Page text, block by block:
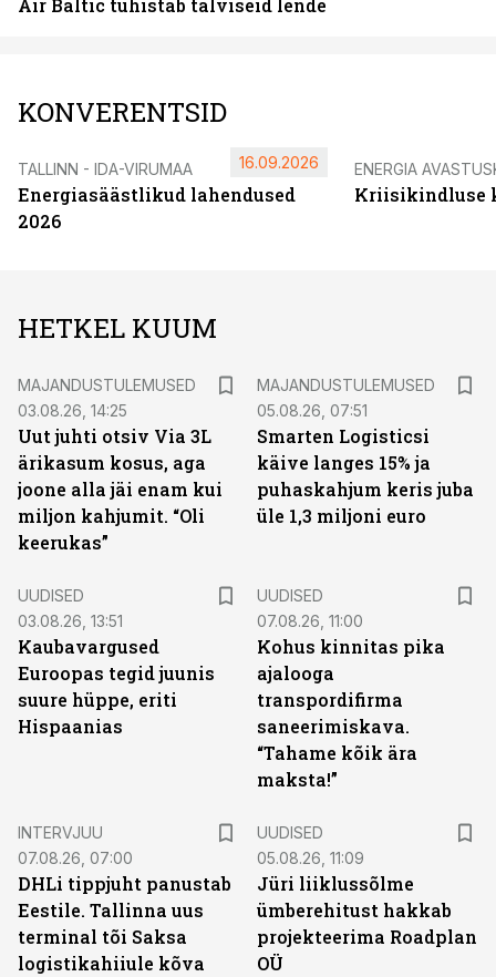
Air Baltic tühistab talviseid lende
KONVERENTSID
TALLINN - IDA-VIRUMAA
Energiasäästlikud lahendused
2026
16.09.2026 ENERGIA
Kriisikindluse
HETKEL KUUM
MAJANDUSTULEMUSED
03.08.26, 14:25
Uut juhti otsiv Via 3L
ärikasum kosus, aga
joone alla jäi enam kui
miljon kahjumit. “Oli
keerukas”
MAJANDUSTULEMUSED
05.08.26, 07:51
Smarten Logisticsi
käive langes 15% ja
puhaskahjum keris juba
üle 1,3 miljoni euro
UUDISED
03.08.26, 13:51
Kaubavargused
Euroopas tegid juunis
suure hüppe, eriti
Hispaanias
UUDISED
07.08.26, 11:00
Kohus kinnitas pika
ajalooga
transpordifirma
saneerimiskava.
“Tahame kõik ära
maksta!”
INTERVJUU
07.08.26, 07:00
DHLi tippjuht panustab
Eestile. Tallinna uus
terminal tõi Saksa
logistikahiiule kõva
UUDISED
05.08.26, 11:09
Jüri liiklussõlme
ümberehitust hakkab
projekteerima Roadplan
OÜ